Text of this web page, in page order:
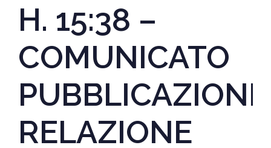
H. 15:38 –
COMUNICATO
PUBBLICAZIONE
RELAZIONE